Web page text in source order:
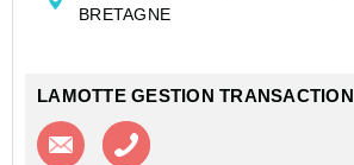
BRETAGNE
LAMOTTE GESTION TRANSACTION
Contacter l'agence